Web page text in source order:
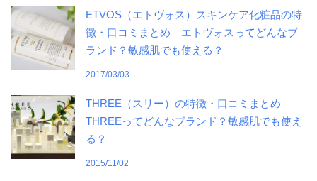
ETVOS（エトヴォス）スキンケア化粧品の特
徴・口コミまとめ エトヴォスってどんなブ
ランド？敏感肌でも使える？
2017/03/03
THREE（スリー）の特徴・口コミまとめ
THREEってどんなブランド？敏感肌でも使え
る？
2015/11/02